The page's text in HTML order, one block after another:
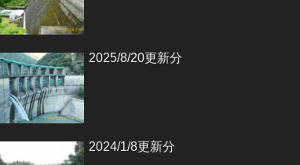
2025/8/20更新分
2024/1/8更新分